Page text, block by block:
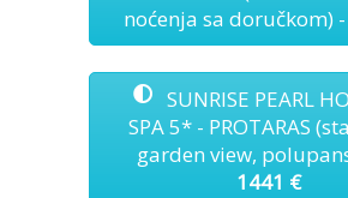
noćenja sa doručkom) -
SUNRISE PEARL
SPA 5* - PROTARAS
garden view,
1441 €